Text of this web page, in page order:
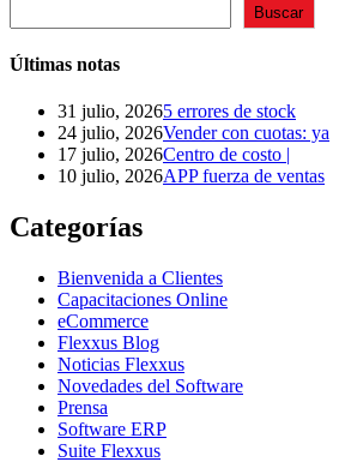
Buscar
Últimas notas
31 julio, 20265 errores de stock
24 julio, 2026Vender con cuotas: ya
17 julio, 2026Centro de costo |
10 julio, 2026APP fuerza de ventas
Categorías
Bienvenida a Clientes
Capacitaciones Online
eCommerce
Flexxus Blog
Noticias Flexxus
Novedades del Software
Prensa
Software ERP
Suite Flexxus